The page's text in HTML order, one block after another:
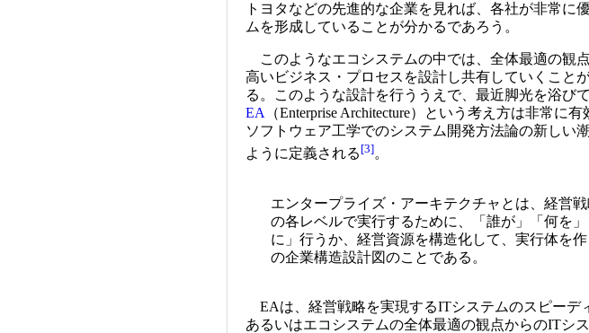
トヨタなどの先進的な企業を見れば、各社が非常に
ムを形成していることが分かるであろう。
このようなエコシステムの中では、全体最適の観
高いビジネス・プロセスを設計し共有していくこと
る。このような設計を行ううえで、最近脚光を浴び
EA
（Enterprise Architecture）という考え方は非常に
ソフトウェア工学でのシステム開発方法論の新しい
ように定義される [3]。
エンタープライズ・アーキテクチャとは、経営
の各レベルで実行するために、「誰が」「何を」
に」行うか、経営資源を構造化して、実行体を
の企業構造設計図のことである。
EAは、経営戦略を実現するITシステムのスピーデ
あるいはエコシステムの全体最適の観点からのITシ